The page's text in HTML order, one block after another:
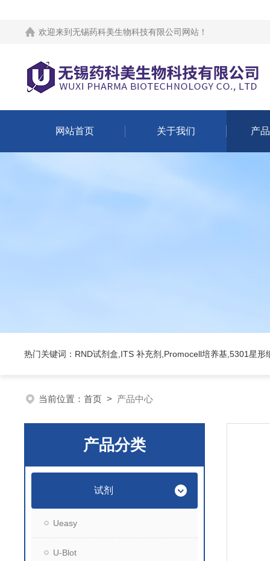
欢迎来到 无锡药科美生物科技有限公司网站 ！
网站首页 关于我们 产
热门关键词：RND试剂盒,ITS 补充剂,Promocell培养基,5301星形
当前位置： 首页 > 产品中心
产品分类
试剂
Ueasy
U-Blot